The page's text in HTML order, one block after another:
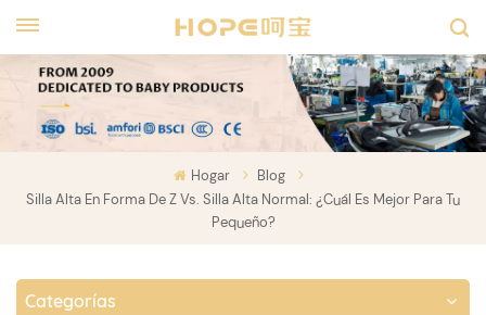
Hogar
Blog
Silla Alta En Forma De Z Vs. Silla Alta Normal: ¿cuál Es Mejor Para Tu
Pequeño?
Categorías